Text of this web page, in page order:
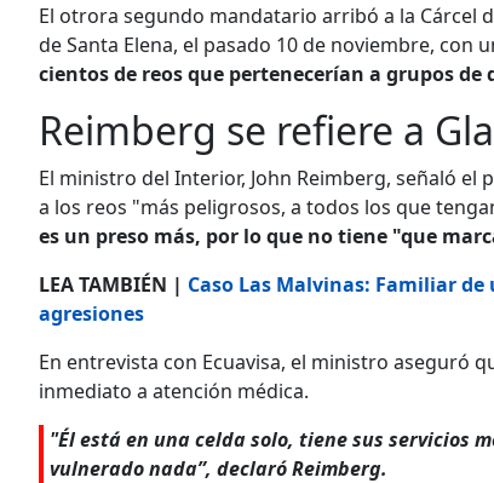
El otrora segundo mandatario arribó a la Cárcel
de Santa Elena, el pasado 10 de noviembre,
cientos de reos que pertenecerían a grupos
Reimberg se refiere a
El ministro del Interior, John Reimberg, señaló
a los reos "más peligrosos, a todos los que
es un preso más, por lo que no tiene "que
LEA TAMBIÉN | Caso Las Malvinas: Familiar
agresiones
En entrevista con Ecuavisa, el ministro aseguró
inmediato a atención médica.
"Él está en una celda solo, tiene sus servicios
vulnerado nada”, declaró Reimberg.